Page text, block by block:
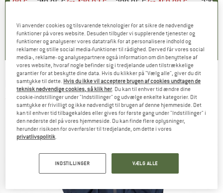
pris
€
)
Pris
219,95 € Nedsat pris
fra120,97 €
4,7(112)
Pris
399,95 € Nedsat pris
fra159,98 €
3,5(4)
LANGERCHEN -Parka Williston - Parka
(0)
Vi anvender cookies og tilsvarende teknologier for at sikre de nødvendige
funktioner på vores website. Desuden tilbyder vi supplerende tjenester og
funktioner og analyserer vores datatrafik for at personalisere indhold og
reklamer og stille social media-funktioner til rådighed. Derved får vores social
media-, reklame- og analysepartnere også information om din benyttelse af
vores website, hvoraf nogle befinder sig i tredjelande uden tilstrækkelige
garantier for at beskytte dine data. Hvis du klikker på "Vælg alle", giver du dit
samtykke til dette. Hvis du ikke vil acceptere brugen af cookies undtagen de
teknisk nødvendige cookies, så klik her. Du kan til enhver tid ændre dine
cookie-indstillinger under "Indstillinger" og udvælge enkelte kategorier. Dit
samtykke er frivilligt og ikke nødvendigt til brugen af denne hjemmeside. Det
kan til enhver tid tilbagekaldes eller gives for første gang under "Indstillinger" i
den nederste del på vores hjemmeside. Du kan finde flere oplysninger,
herunder risikoen for overførsler til tredjelande, om dette i vores
privatlivspolitik.
INDSTILLINGER VÆLG ALLE